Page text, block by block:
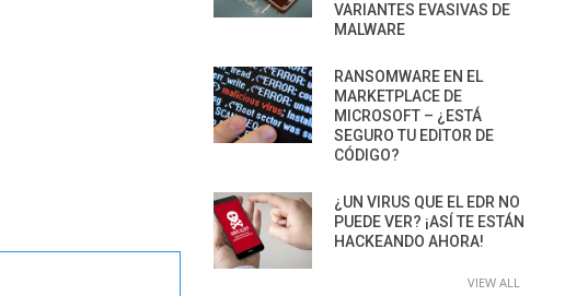
VARIANTES EVASIVAS DE
MALWARE
RANSOMWARE EN EL
MARKETPLACE DE
MICROSOFT – ¿ESTÁ
SEGURO TU EDITOR DE
CÓDIGO?
¿UN VIRUS QUE EL EDR NO
PUEDE VER? ¡ASÍ TE ESTÁN
HACKEANDO AHORA!
VIEW ALL